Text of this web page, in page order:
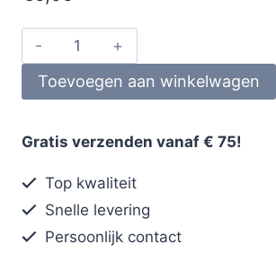
Toevoegen aan winkelwagen
Gratis verzenden vanaf € 75!
Top kwaliteit
Snelle levering
Persoonlijk contact